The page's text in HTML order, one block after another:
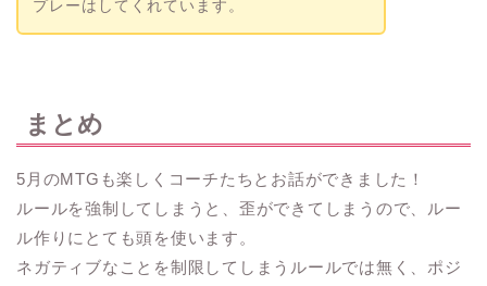
プレーはしてくれています。
まとめ
5月のMTGも楽しくコーチたちとお話ができました！
ルールを強制してしまうと、歪ができてしまうので、ルー
ル作りにとても頭を使います。
ネガティブなことを制限してしまうルールでは無く、ポジ